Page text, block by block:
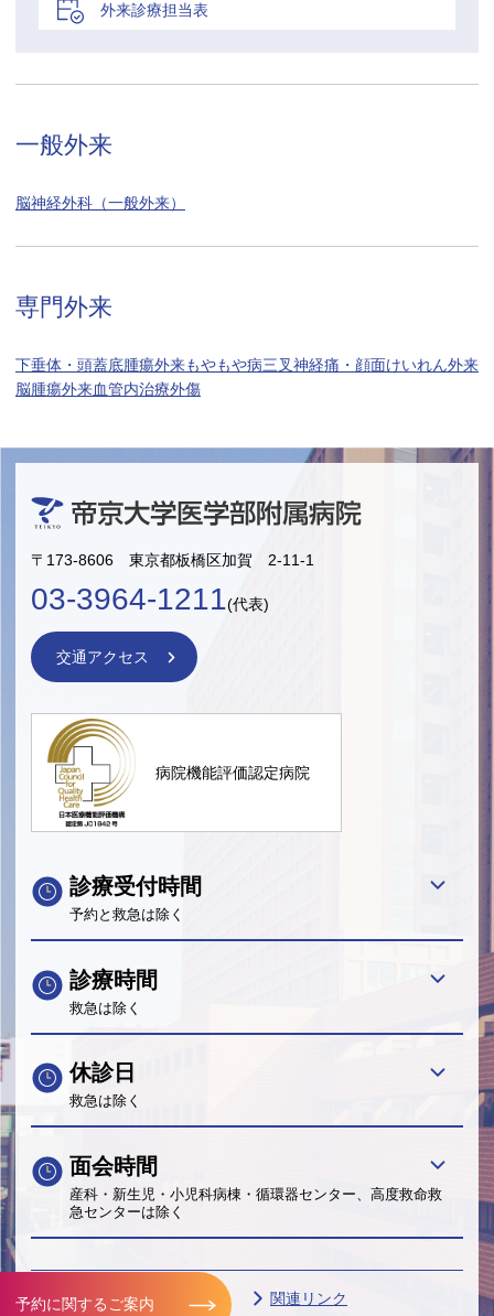
予約に関するご案内
外来診療担当表
一般外来
脳神経外科（一般外来）
専門外来
下垂体・頭蓋底腫瘍外来もやもや病三叉神経痛・顔面けいれん外来
脳腫瘍外来血管内治療外傷
〒173-8606 東京都板橋区加賀 2-11-1
03-3964-1211(代表)
交通アクセス
病院機能評価認定病院
診療受付時間
予約と救急は除く
診療時間
救急は除く
休診日
救急は除く
面会時間
産科・新生児・小児科病棟・循環器センター、高度救命救
急センターは除く
サイトマップ FAQ 関連リンク